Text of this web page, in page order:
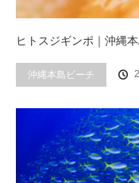
ヒトスジギンポ｜沖縄
沖縄本島ビーチ